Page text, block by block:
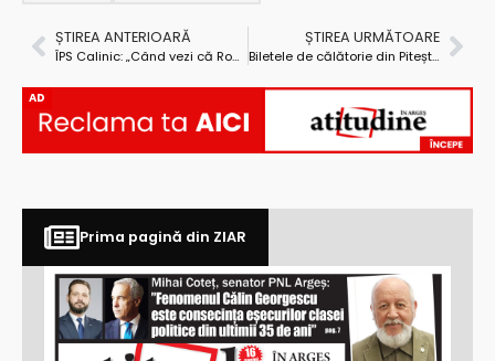
ȘTIREA ANTERIOARĂ
ÎPS Calinic: „Când vezi că România n-are decât ceva peste 200 de km de autostradă, te apucă jalea pe dinlăuntru”
ȘTIREA URMĂTOARE
Biletele de călătorie din Pitești se pot achiziționa cu cardul
AD
Prima pagină din ZIAR